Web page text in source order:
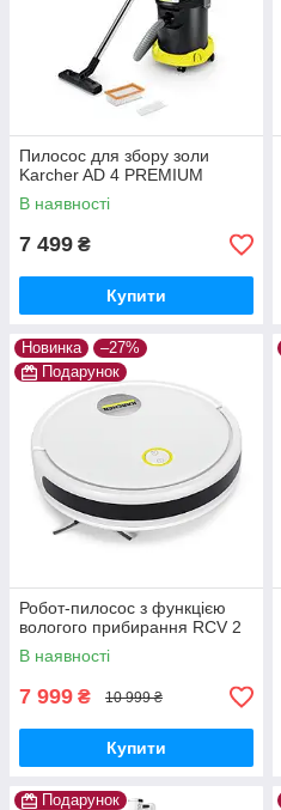
Пилосос для збору золи
Karcher AD 4 PREMIUM
В наявності
7 499 ₴
Купити
Новинка
–27%
Подарунок
Робот-пилосос з функцією
вологого прибирання RCV 2
В наявності
7 999 ₴ 10 999 ₴
Купити
Подарунок